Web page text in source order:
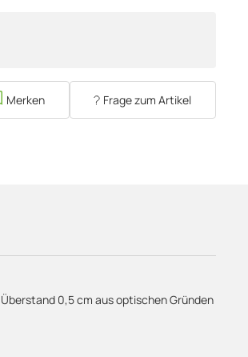
Merken Frage zum Artikel
0,5 cm aus optischen Gründen